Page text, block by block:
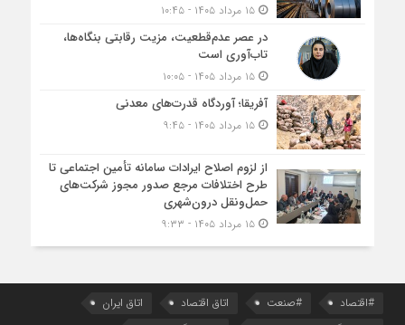
۱۵ مرداد ۱۴۰۵ - ۱۰:۴۵
در عصر عدم‌قطعیت، مزیت رقابتی بنگاه‌ها،
تاب‌آوری است
۱۵ مرداد ۱۴۰۵ - ۱۰:۰۵
آفریقا؛ آوردگاه قدرت‌های معدنی
۱۵ مرداد ۱۴۰۵ - ۹:۴۵
از لزوم اصلاح ایرادات سامانه تأمین اجتماعی تا
طرح اختلافات مرجع صدور مجوز شرکت‌های
حمل‌ونقل درون‌شهری
۱۵ مرداد ۱۴۰۵ - ۹:۳۳
#اقتصاد #صنعت اتاق اقتصاد
اتاق ایران